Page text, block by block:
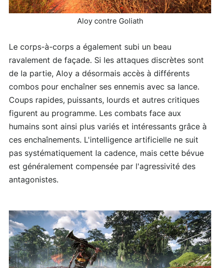
Aloy contre Goliath
Le corps-à-corps a également subi un beau
ravalement de façade. Si les attaques discrètes sont
de la partie, Aloy a désormais accès à différents
combos pour enchaîner ses ennemis avec sa lance.
Coups rapides, puissants, lourds et autres critiques
figurent au programme. Les combats face aux
humains sont ainsi plus variés et intéressants grâce à
ces enchaînements. L'intelligence artificielle ne suit
pas systématiquement la cadence, mais cette bévue
est généralement compensée par l'agressivité des
antagonistes.